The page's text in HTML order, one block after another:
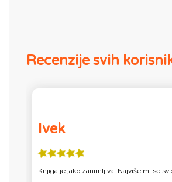
Recenzije svih
Ivek
Knjiga je jako zanimljiva. Najviše mi se